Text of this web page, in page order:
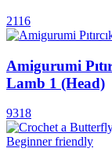
2116
Amigurumi
Lamb 1 (Head)
9318